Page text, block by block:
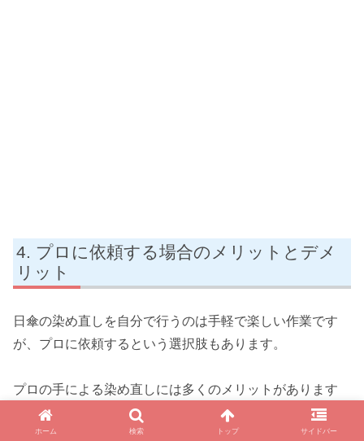
プロに依頼する場合のメリットとデメ
リット
日傘の染め直しを自分で行うのは手軽で楽しい作業です
が、プロに依頼するという選択肢もあります。
プロの手による染め直しには多くのメリットがあります
が、もちろんデメリットも存在します。
ホーム 検索 トップ サイドバー